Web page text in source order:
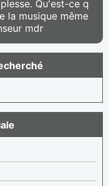
Qu'est-ce q
la musique même
mdr